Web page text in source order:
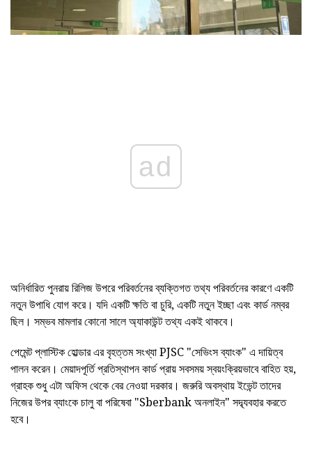
ad
অনির্ধারিত পুনরায় রিলিজ উপরে পরিবর্তনের ব্যক্তিগত তথ্য পরিবর্তনের কারণে একটি
নতুন উপাধি যোগ করে। যদি একটি ক্ষতি বা চুরি, একটি নতুন ইচ্ছা এবং কার্ড নম্বর
ছিল। সম্ভব মামলার কোনো সালে অ্যাকাউন্ট তথ্য একই থাকবে।
পেমেন্ট প্লাস্টিক হোল্ডার এর বৃহত্তম সংখ্যা PJSC "সেভিংস ব্যাংক" এ দায়িত্ব
পালন করেন। মেয়াদপূর্তি প্রতিস্থাপন কার্ড প্রায় সবসময় স্বয়ংক্রিয়ভাবে বাহিত হয়,
গ্রাহক শুধু এটা অফিস থেকে বের নেওয়া দরকার। জরুরি অবস্থায় ইভেন্ট তাদের
নিজের উপর ব্যাংকে চালু বা পরিষেবা "Sberbank অনলাইন" সদ্ব্যবহার করতে
হবে।